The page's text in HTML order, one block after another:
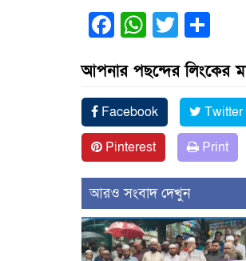
FacebookTwitter
আপনার পছন্দের লিংকের
Facebook Twitter
Pinterest
Print
আরও সংবাদ দেখুন